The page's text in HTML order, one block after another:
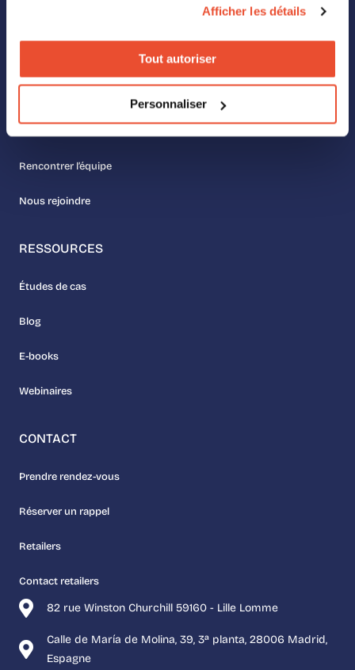
Afficher les détails
Tout autoriser
Personnaliser
82 rue Winston Churchill 59160 - Lille Lomme
Calle de María de Molina, 39, 3ª planta, 28006 Madrid,
Espagne
Retail Media
Rencontrer l’équipe
Nous rejoindre
RESSOURCES
Études de cas
Blog
E-books
Webinaires
CONTACT
Prendre rendez-vous
Réserver un rappel
Retailers
Contact retailers